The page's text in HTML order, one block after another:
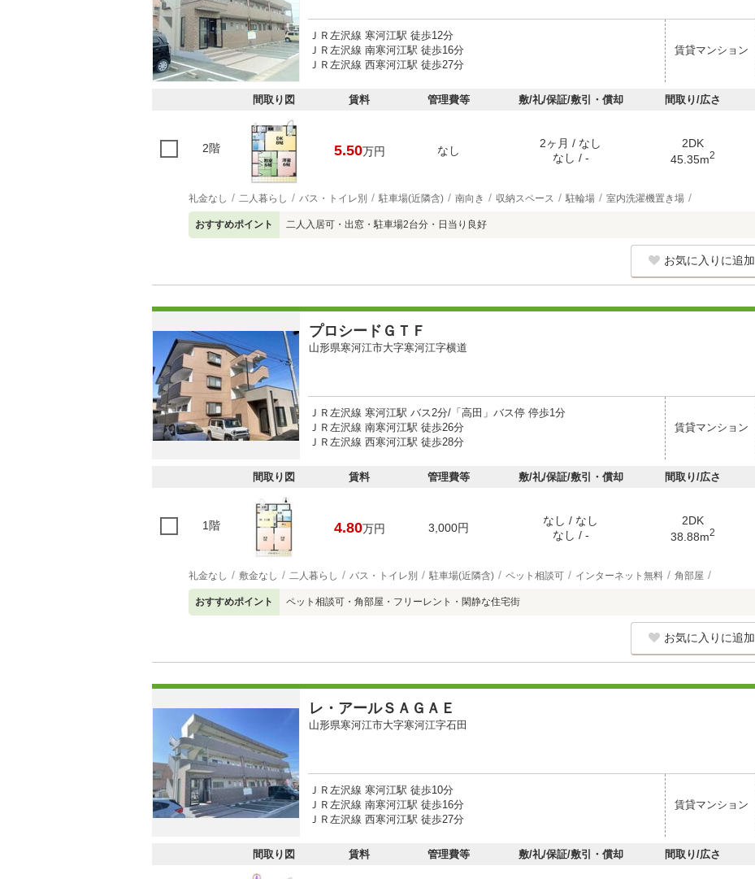
ＪＲ左沢線 寒河江駅 徒歩12分
ＪＲ左沢線 南寒河江駅 徒歩16分
ＪＲ左沢線 西寒河江駅 徒歩27分
賃貸マンション
間取り図 賃料 管理費等 敷/礼/保証/敷引・償却 間取り/広さ
2階 5.50万円 なし
2ヶ月 / なし
なし / -
2DK
45.35m2
礼金なし 二人暮らし バス・トイレ別 駐車場(近隣含) 南向き 収納スペース 駐輪場 室内洗濯機置き場
おすすめポイント 二人入居可・出窓・駐車場2台分・日当り良好
お気に入りに追加
プロシードＧＴＦ
山形県寒河江市大字寒河江字横道
ＪＲ左沢線 寒河江駅 バス2分/「高田」バス停 停歩1分
ＪＲ左沢線 南寒河江駅 徒歩26分
ＪＲ左沢線 西寒河江駅 徒歩28分
賃貸マンション
間取り図 賃料 管理費等 敷/礼/保証/敷引・償却 間取り/広さ
1階 4.80万円 3,000円
なし / なし
なし / -
2DK
38.88m2
礼金なし 敷金なし 二人暮らし バス・トイレ別 駐車場(近隣含) ペット相談可 インターネット無料 角部屋
おすすめポイント ペット相談可・角部屋・フリーレント・閑静な住宅街
お気に入りに追加
レ・アールＳＡＧＡＥ
山形県寒河江市大字寒河江字石田
ＪＲ左沢線 寒河江駅 徒歩10分
ＪＲ左沢線 南寒河江駅 徒歩16分
ＪＲ左沢線 西寒河江駅 徒歩27分
賃貸マンション
間取り図 賃料 管理費等 敷/礼/保証/敷引・償却 間取り/広さ